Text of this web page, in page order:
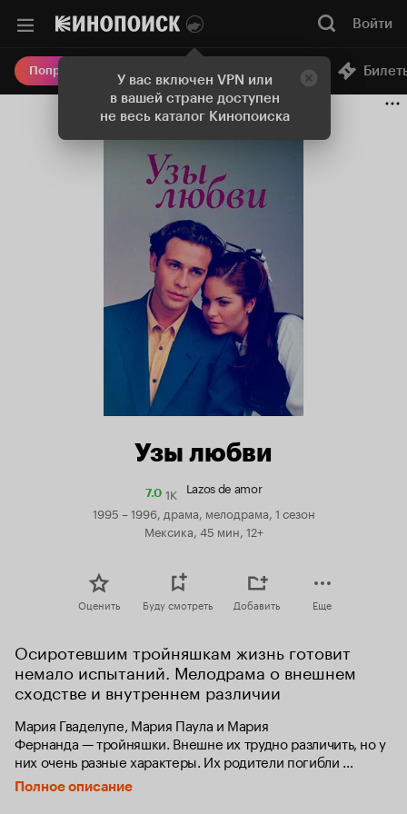
У вас включен VPN или
в вашей стране доступен
не весь каталог Кинопоиска
Войти
Попробовать Плюс Онлайн-кинотеатр
Узы любви
7.0Рейтинг
Кинопоиска
7.0
1K Lazos de amor
1995 – 1996, драма, мелодрама, 1 сезон
Мексика, 45 мин, 12+
Оценить Буду смотреть Добавить Еще
Осиротевшим тройняшкам жизнь готовит
немало испытаний. Мелодрама о внешнем
сходстве и внутреннем различии
Мария Гваделупе, Мария Паула и Мария
Фернанда — тройняшки. Внешне их трудно различить, но у
них очень разные характеры. Их родители погибли
в автокатастрофе, когда девочки были еще очень
маленькими. Все думают, что Мария Гваделупе умерла.
Полное описание